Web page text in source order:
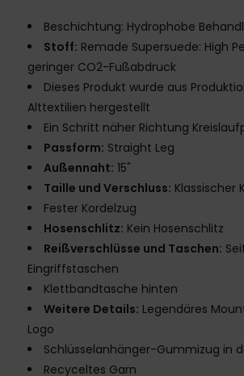
Beschichtung: Hydrophobe
Stoff: Remade Supersuede: High
geringer CO2-Fußabdruck
Dieses Produkt wurde aus
Alttextilien hergestellt
Ein Schritt näher Richtung
Passform: Straight Leg
Außennaht: 15"
Taille und Verschluss: Klassischer
Fester Kordelzug
Hosenschlitz: Kein Hosenschlitz
Reißverschlüsse und Taschen:
Eingriffstaschen
Klettbandtasche hinten
Weitere Details: Legendäres
Logo
Schlüsselanhänger-Gummizug in
Recyceltes Garn